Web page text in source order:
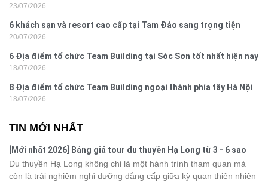
Yên
23/07/2026
6 khách sạn và resort cao cấp tại Tam Đảo sang trọng tiện
nghi
20/07/2026
6 Địa điểm tổ chức Team Building tại Sóc Sơn tốt nhất hiện nay
18/07/2026
8 Địa điểm tổ chức Team Building ngoại thành phía tây Hà Nội
18/07/2026
TIN MỚI NHẤT
[Mới nhất 2026] Bảng giá tour du thuyền Hạ Long từ 3 - 6 sao
Du thuyền Hạ Long không chỉ là một hành trình tham quan mà
còn là trải nghiệm nghỉ dưỡng đẳng cấp giữa kỳ quan thiên nhiên